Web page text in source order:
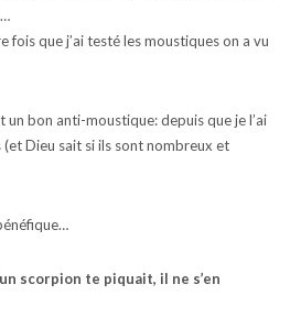
fois que j’ai testé les moustiques on a vu
un bon anti-moustique: depuis que je l’ai
Dieu sait si ils sont nombreux et
scorpion te piquait, il ne s’en